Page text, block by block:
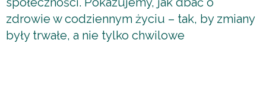
zdrowie w codziennym życiu – tak, by zmiany
były trwałe, a nie tylko chwilowe